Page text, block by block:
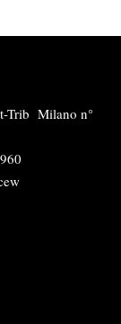
Trib Milano n°